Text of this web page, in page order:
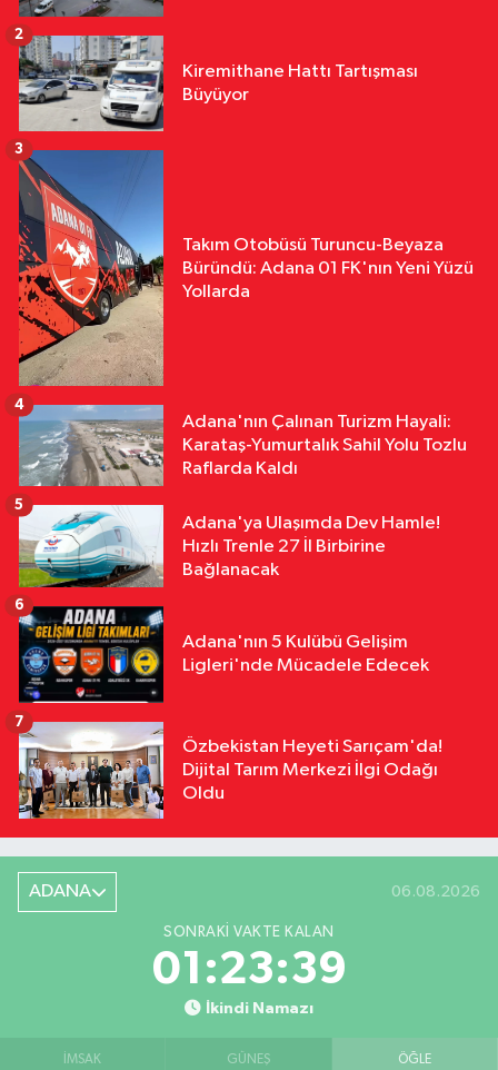
Kiremithane Hattı Tartışması
Büyüyor
2
Takım Otobüsü Turuncu-Beyaza
Büründü: Adana 01 FK'nın Yeni Yüzü
Yollarda
3
Adana'nın Çalınan Turizm Hayali:
Karataş-Yumurtalık Sahil Yolu Tozlu
Raflarda Kaldı
4
Adana'ya Ulaşımda Dev Hamle!
Hızlı Trenle 27 İl Birbirine
Bağlanacak
5
Adana'nın 5 Kulübü Gelişim
Ligleri'nde Mücadele Edecek
6
Özbekistan Heyeti Sarıçam'da!
Dijital Tarım Merkezi İlgi Odağı
Oldu
7
ADANA 06.08.2026
SONRAKI VAKTE KALAN
01:23:38
İkindi Namazı
İMSAK GÜNEŞ ÖĞLE